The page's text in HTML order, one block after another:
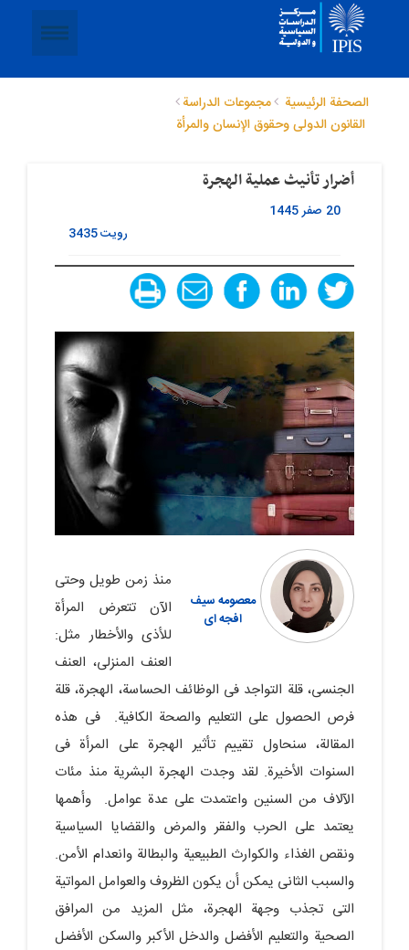
الصحفة الرئيسية
مجموعات الدراسة
القانون الدولی وحقوق الإنسان والمرأة
أضرار تأنیث عملیة الهجرة
20 صفر 1445
رویت3435
معصومه سیف
افجه ای
منذ زمن طویل وحتى
الآن تتعرض المرأة
للأذى والأخطار مثل:
العنف المنزلی، العنف
الجنسی، قلة التواجد فی الوظائف الحساسة، الهجرة، قلة
فرص الحصول على التعلیم والصحة الکافیة. فی هذه
المقالة، سنحاول تقییم تأثیر الهجرة على المرأة فی
السنوات الأخیرة. لقد وجدت الهجرة البشریة منذ مئات
الآلاف من السنین واعتمدت على عدة عوامل. وأهمها
یعتمد على الحرب والفقر والمرض والقضایا السیاسیة
ونقص الغذاء والکوارث الطبیعیة والبطالة وانعدام الأمن.
والسبب الثانی یمکن أن یکون الظروف والعوامل المواتیة
التی تجذب وجهة الهجرة، مثل المزید من المرافق
الصحیة والتعلیم الأفضل والدخل الأکبر والسکن الأفضل